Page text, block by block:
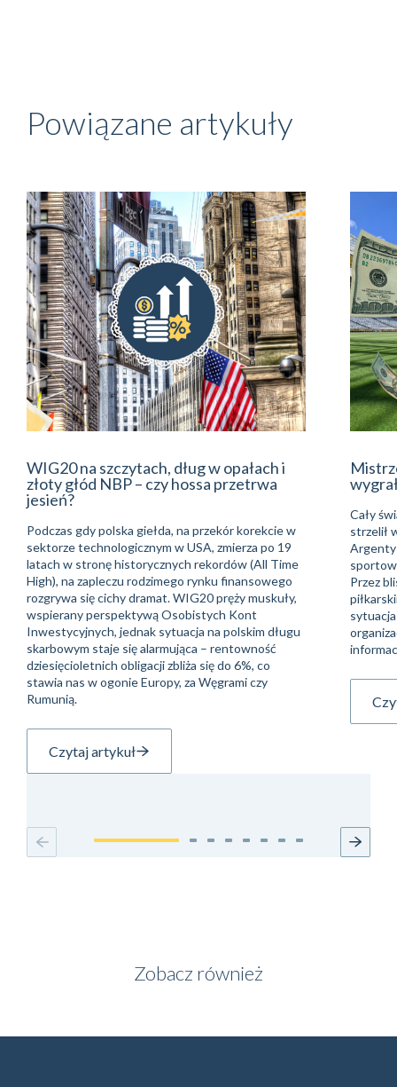
Powiązane artykuły
WIG20 na szczytach, dług w opałach i
złoty głód NBP – czy hossa przetrwa
jesień?
Podczas gdy polska giełda, na przekór korekcie w
sektorze technologicznym w USA, zmierza po 19
latach w stronę historycznych rekordów (All Time
High), na zapleczu rodzimego rynku finansowego
rozgrywa się cichy dramat. WIG20 pręży muskuły,
wspierany perspektywą Osobistych Kont
Inwestycyjnych, jednak sytuacja na polskim długu
skarbowym staje się alarmująca – rentowność
dziesięcioletnich obligacji zbliża się do 6%, co
stawia nas w ogonie Europy, za Węgrami czy
Rumunią.
Czytaj artykuł
Cały
strzelił
Przez
Zobacz również